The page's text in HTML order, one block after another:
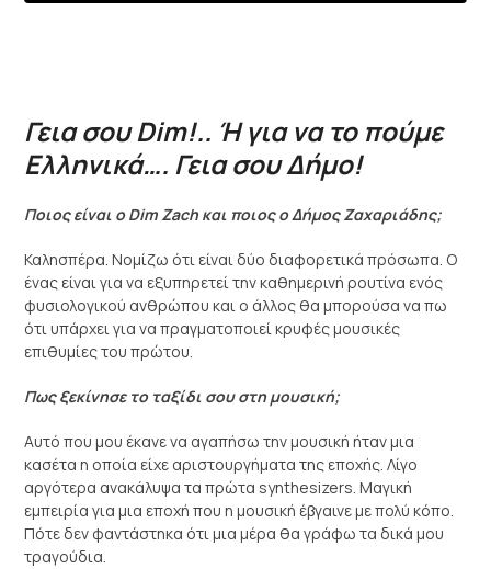
Γεια σου Dim!.. Ή για να το πούμε
Ελληνικά…. Γεια σου Δήμο!
Ποιος είναι ο Dim Zach και ποιος ο Δήμος Ζαχαριάδης;
Καλησπέρα. Νομίζω ότι είναι δύο διαφορετικά πρόσωπα. Ο
ένας είναι για να εξυπηρετεί την καθημερινή ρουτίνα ενός
φυσιολογικού ανθρώπου και ο άλλος θα μπορούσα να πω
ότι υπάρχει για να πραγματοποιεί κρυφές μουσικές
επιθυμίες του πρώτου.
Πως ξεκίνησε το ταξίδι σου στη μουσική;
Αυτό που μου έκανε να αγαπήσω την μουσική ήταν μια
κασέτα η οποία είχε αριστουργήματα της εποχής. Λίγο
αργότερα ανακάλυψα τα πρώτα synthesizers. Μαγική
εμπειρία για μια εποχή που η μουσική έβγαινε με πολύ κόπο.
Πότε δεν φαντάστηκα ότι μια μέρα θα γράφω τα δικά μου
τραγούδια.